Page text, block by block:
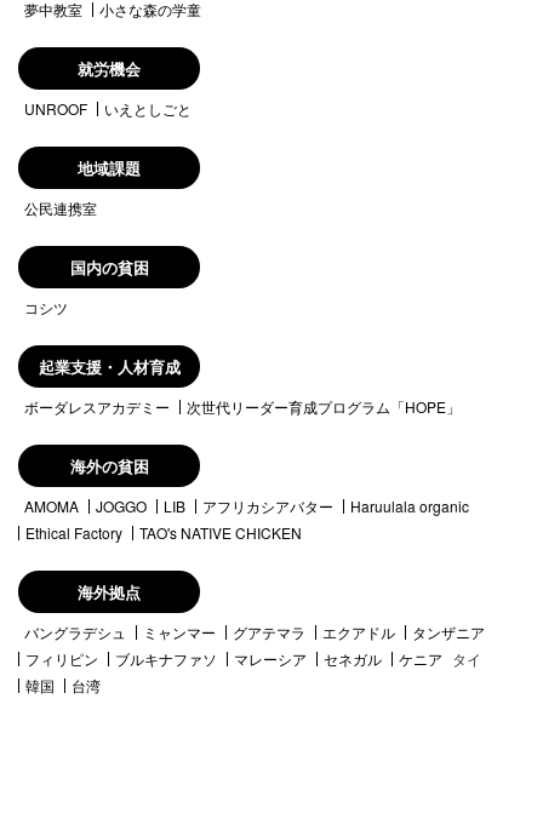
夢中教室 小さな森の学童
就労機会
UNROOF いえとしごと
地域課題
公民連携室
国内の貧困
コシツ
起業支援・人材育成
ボーダレスアカデミー 次世代リーダー育成プログラム「HOPE」
海外の貧困
AMOMA JOGGO LIB アフリカシアバター
Haruulala organic
Ethical Factory
TAO's NATIVE CHICKEN
海外拠点
バングラデシュ ミャンマー グアテマラ エクアドル
タンザニア
フィリピン
ブルキナファソ マレーシア セネガル ケニア タイ
韓国
台湾